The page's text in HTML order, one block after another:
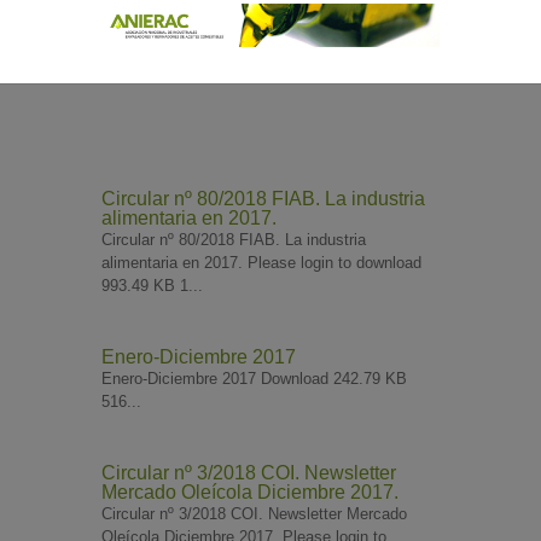
Circular nº 80/2018 FIAB. La industria
alimentaria en 2017.
Circular nº 80/2018 FIAB. La industria
alimentaria en 2017. Please login to download
993.49 KB 1...
Enero-Diciembre 2017
Enero-Diciembre 2017 Download 242.79 KB
516...
Circular nº 3/2018 COI. Newsletter
Mercado Oleícola Diciembre 2017.
Circular nº 3/2018 COI. Newsletter Mercado
Oleícola Diciembre 2017. Please login to